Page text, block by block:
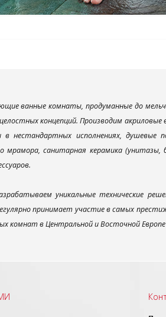
ванные комнаты, продуманные до
концепций. Производим
нестандартных исполнениях,
мрамора, санитарная керамика
уникальные технические
принимает участие в самых
комнат в Центральной и Восточной